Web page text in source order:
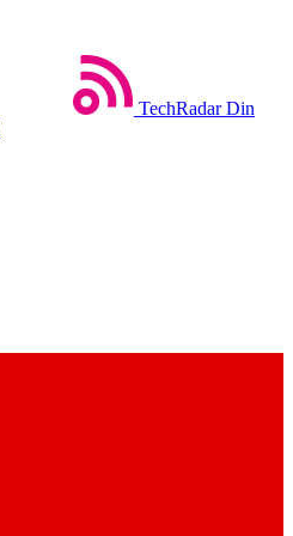
TechRadar Din